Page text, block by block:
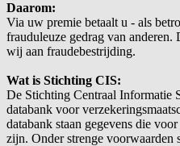
Daarom:
Via uw premie betaalt u - als
frauduleuze gedrag van
wij aan fraudebestrijding.
Wat is Stichting CIS:
De Stichting Centraal Informatie
databank voor
databank staan gegevens die
zijn. Onder strenge voorwaarden